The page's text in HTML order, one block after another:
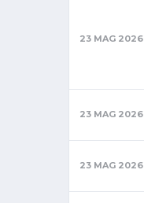
23 MAG 2026
23 MAG 2026
23 MAG 2026